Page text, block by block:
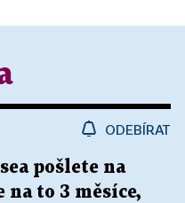
ODEBÍRAT
pošlete na
na to 3 měsíce,